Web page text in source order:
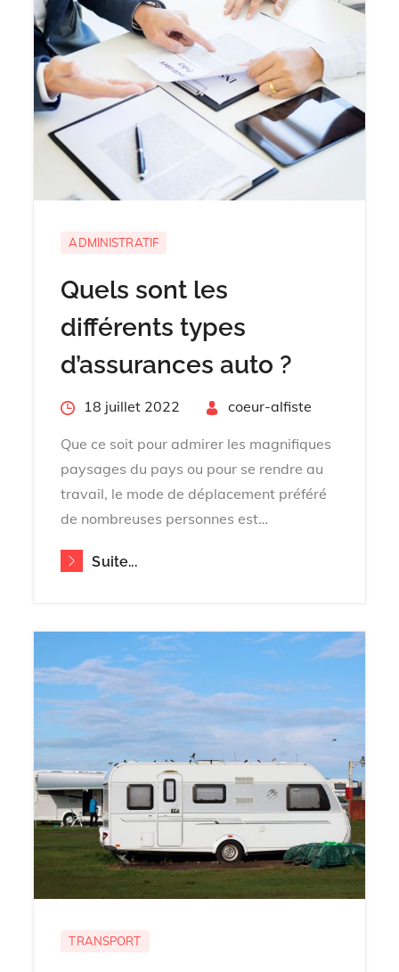
ADMINISTRATIF
Quels sont les
différents types
d’assurances auto ?
Posted18 juillet 2022 coeur-alfiste
Que ce soit pour admirer les magnifiques
paysages du pays ou pour se rendre au
travail, le mode de déplacement préféré
de nombreuses personnes est…
Suite...
TRANSPORT